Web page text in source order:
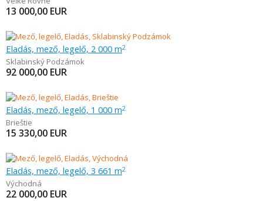
13 000,00 EUR
Eladás, mező, legelő, 2 000 m2
Sklabinský Podzámok
92 000,00 EUR
Eladás, mező, legelő, 1 000 m2
Brieštie
15 330,00 EUR
Eladás, mező, legelő, 3 661 m2
Východná
22 000,00 EUR